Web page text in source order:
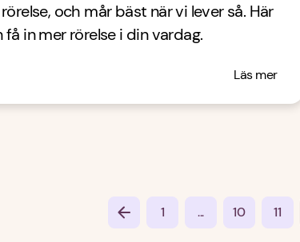
och mår bäst när vi lever så. Här
in mer rörelse i din vardag.
Läs mer
1 ... 10 11